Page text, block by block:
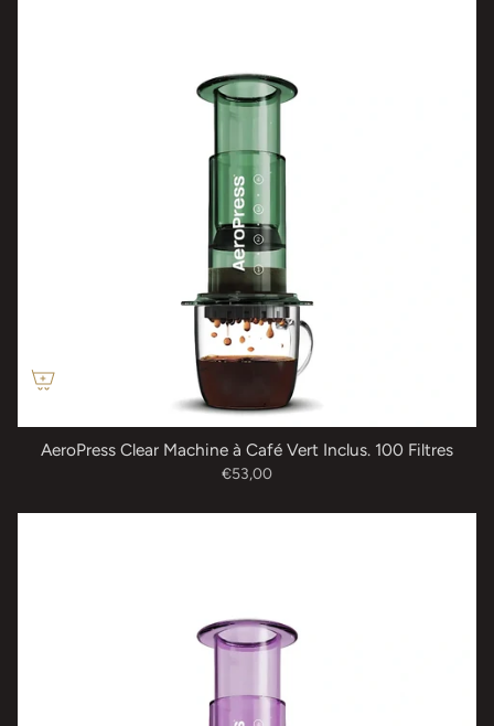
AeroPress Clear Machine à Café Vert Inclus. 100 Filtres
€53,00